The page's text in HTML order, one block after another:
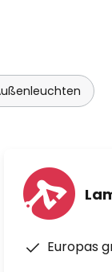
Europas